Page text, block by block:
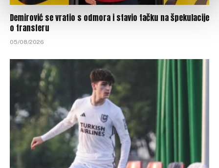
Demirović se vratio s odmora i stavio tačku na špekulacije
o transferu
05/08/2026